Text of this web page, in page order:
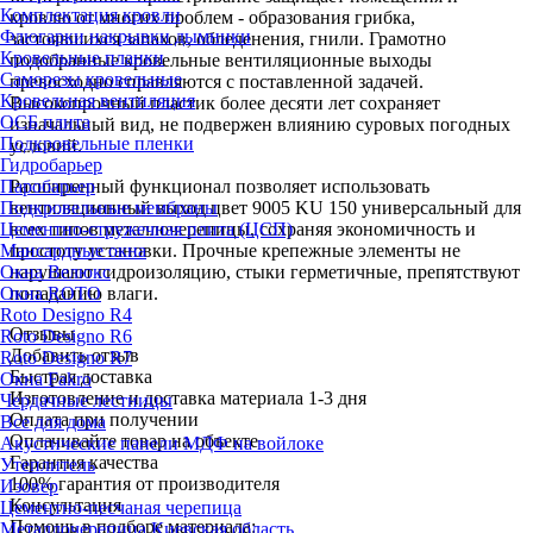
Комплектация кровли
Флюгарки накрывки дымники
Кровельные планки
Саморезы кровельные
Кровельная вентиляция
ОСБ плита
Подкровельные пленки
Гидробарьер
Паробарьер
Подкровельные мембраны
Цементно-стружечная плита (ЦСП)
Мансардные окна
Окна Велюкс
Окна ROTO
Roto Designo R4
Roto Designo R6
Roto Designo R7
Окна Fakro
Чердачные лестницы
Все для дома
Акустические панели МДФ на войлоке
Утеплитель
Изовер
Цементно-песчаная черепица
Металлочерепица Киевская область
кровлю от многих проблем - образования грибка,
застоявшихся запахов, обледенения, гнили. Грамотно
подобранные кровельные вентиляционные выходы
превосходно справляются с поставленной задачей.
Высокопрочный пластик более десяти лет сохраняет
изначальный вид, не подвержен влиянию суровых погодных
условий.
Расширенный функционал позволяет использовать
вентиляционный выход цвет 9005 KU 150 универсальный для
всех типов металлочерепицы, сохраняя экономичность и
простоту установки. Прочные крепежные элементы не
нарушают гидроизоляцию, стыки герметичные, препятствуют
попаданию влаги.
Отзывы
Добавить отзыв
Быстрая доставка
Изготовление и доставка материала 1-3 дня
Оплата при получении
Оплачивайте товар на объекте
Гарантия качества
100% гарантия от производителя
Консультация
Помощь в подборе материала: